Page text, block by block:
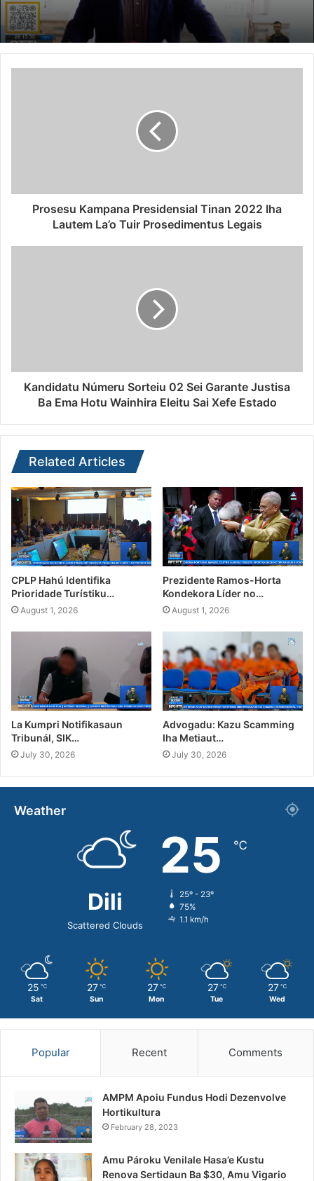
Prosesu Kampana Presidensial Tinan 2022 Iha
Lautem La’o Tuir Prosedimentus Legais
Kandidatu Númeru Sorteiu 02 Sei Garante Justisa
Ba Ema Hotu Wainhira Eleitu Sai Xefe Estado
Related Articles
CPLP Hahú Identifika
Prioridade Turístiku…
August 1, 2026
Prezidente Ramos-Horta
Kondekora Líder no…
August 1, 2026
La Kumpri Notifikasaun
Tribunál, SIK…
July 30, 2026
Advogadu: Kazu Scamming
Iha Metiaut…
July 30, 2026
Weather
Dili
Scattered Clouds
25 ℃
25º - 23º
75%
1.1 km/h
25 ℃
Sat
27 ℃
Sun
27 ℃
Mon
27 ℃
Tue
27 ℃
Wed
Popular Recent Comments
AMPM Apoiu Fundus Hodi Dezenvolve
Hortikultura
February 28, 2023
Amu Pároku Venilale Hasa’e Kustu
Renova Sertidaun Ba $30, Amu Vigario